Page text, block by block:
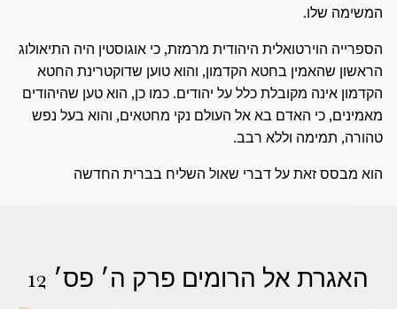
המשימה שלו.
הספרייה הוירטואלית היהודית מרמזת, כי אוגוסטין היה התיאולוג
הראשון שהאמין בחטא הקדמון, והוא טוען שדוקטרינת החטא
הקדמון אינה מקובלת כלל על יהודים. כמו כן, הוא טען שהיהודים
מאמינים, כי האדם בא אל העולם נקי מחטאים, והוא בעל נפש
טהורה, תמימה וללא רבב.
הוא מבסס זאת על דברי שאול השליח בברית החדשה
האגרת אל הרומים פרק ה׳ פס׳ 12